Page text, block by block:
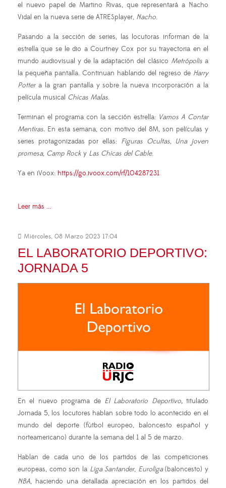
el nuevo papel de Martino Rivas, que representará a Nacho
Vidal en la nueva serie de ATRESplayer, Nacho.
Pasando a la sección de series, las locutoras informan de la
estrella que se le dio a Courtney Cox por su trayectoria en el
mundo audiovisual y de la adaptación del clásico Metrópolis a
la pequeña pantalla. Continuan hablando del regreso de Harry
Pottera la gran pantalla y sobre la nueva incorporación a la
película musical Chicas Malas.
Terminan el programa con la sección estrella: Vamos A Contar
Mentiras. En esta semana, con motivo del 8M, son películas y
series protagonizadas por ellas: Figuras Ocultas, Una joven
promesa, Camp Rock y Las Chicas del Cable.
Ya en iVoox: https://go.ivoox.com/rf/104287231
Leer más ...
Miércoles, 08 Marzo 2023 17:04
EL LABORATORIO DEPORTIVO:
JORNADA 5
En el nuevo programa de El Laboratorio Deportivo,titulado
Jornada 5, los locutores hablan sobre todo lo acontecido en el
mundo del deporte (fútbol europeo, baloncesto español y
norteamericano) durante la semana del 1 al 5 de marzo.
Hablan de cada uno de los partidos de las competiciones
europeas, como son la Liga Santander, Euroliga(baloncesto) y
NBA, haciendo una detallada apreciación en los partidos del